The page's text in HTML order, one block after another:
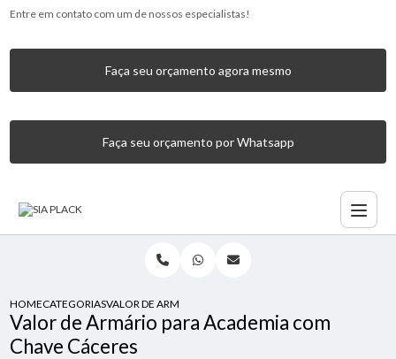
Entre em contato com um de nossos especialistas!
Faça seu orçamento agora mesmo
Faça seu orçamento por Whatsapp
HOMECATEGORIASVALOR DE ARMÁRIO PARA ACADEMIA COM CHAVE
Valor de Armário para Academia com
Chave Cáceres